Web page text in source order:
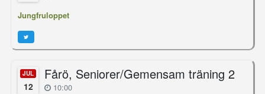
Jungfruloppet
JUL
12
Fårö, Seniorer/Gemensam träning 2
10:00